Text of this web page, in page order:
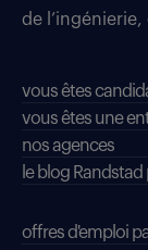
de
vous êtes
vous êtes une
nos agences
le blog Randstad
offres d'emploi